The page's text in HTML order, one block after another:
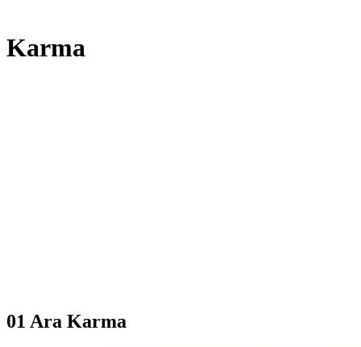
Karma
01 Ara Karma